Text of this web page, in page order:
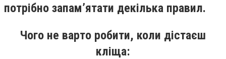
потрібно запам’ятати декілька правил.
Чого не варто робити, коли дістаєш
кліща: